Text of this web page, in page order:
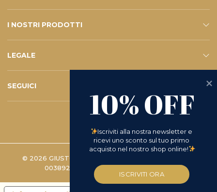
CONTATTI
SERVIZIO E-SHOP
FAQ – LE VOSTRE DOMANDE
ISCRIVITI ALLA NEWSLETTER
I NOSTRI PRODOTTI
ESHOP
CATALOGO
LEGALE
PRIVACY POLICY
WHISTLEBLOWING
COOKIE POLICY
TERMINI E CONDIZIONI
D.LGS 231/2001
RICHIESTA DI RESO
SEGUICI
INSTAGRAM
FACEBOOK
LINKEDIN
YOUTUBE
© 2026 GIUSTO MANETTI BATTILORO S.P.A. | P.IVA
00389280488 -PREFERENZE COOKIE
10% OFF
Iscriviti alla nostra newsletter e
ricevi uno sconto sul tuo primo
acquisto nel nostro shop online!
ISCRIVITI ORA